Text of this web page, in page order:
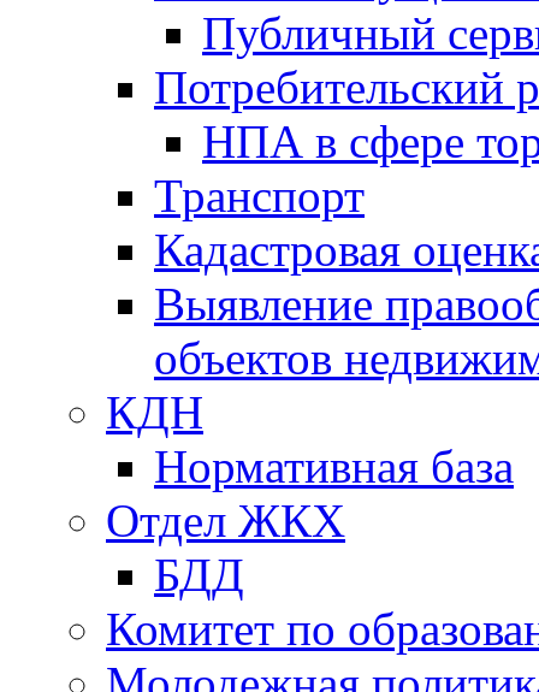
Публичный
Потребительский
НПА в сфере
Транспорт
Кадастровая
Выявление
объектов
КДН
Нормативная база
Отдел ЖКХ
БДД
Комитет по